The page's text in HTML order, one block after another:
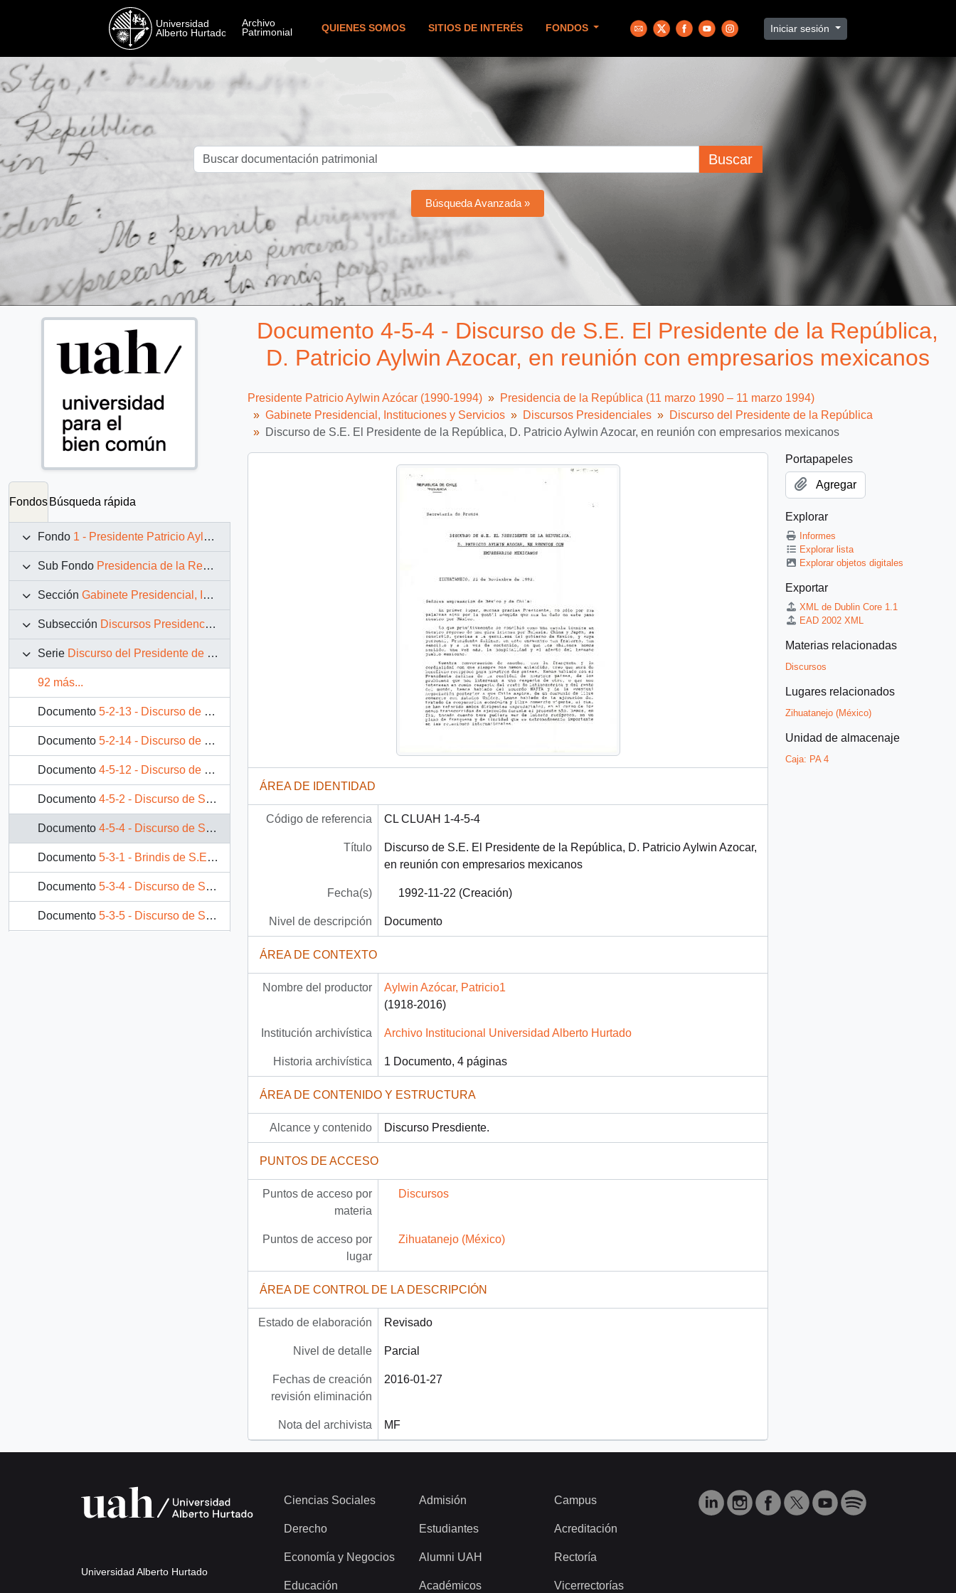
QUIENES SOMOS SITIOS DE INTERÉS FONDOS Iniciar sesión
Buscar
Búsqueda Avanzada »
Fondos Búsqueda rápida
Fondo 1 - Presidente Patricio Aylwin Azócar (1990-1994)
Sub Fondo Presidencia de la República (11 marzo 1990 – 11 marzo 1994)
Sección Gabinete Presidencial, Instituciones y Servicios
Subsección Discursos Presidenciales
Serie Discurso del Presidente de la República
92 más...
Documento 5-2-13 - Discurso de S.E. el Presidente de la República, D. Patricio Aylwin Azocar, en Seminario Económico en Rusia.
Documento 5-2-14 - Discurso de S.E. el Presidente de la República, D. Patricio Aylwin Azocar, en la Academia de Ciencias de la Federación Rusa.
Documento 4-5-12 - Discurso de S.E. El Presidente de la República, D. Patricio Aylwin Azocar, en cena ofrecida al Primer Ministro de Jamaica D. Percival Patterson
Documento 4-5-2 - Discurso de S.E. El Presidente de la República, D. Patricio Aylwin Azocar, al recibir el grado de Doctor Honoris Causa de la Universidad de Waseda
Documento 4-5-4 - Discurso de S.E. El Presidente de la República, D. Patricio Aylwin Azocar, en reunión con empresarios mexicanos
Documento 5-3-1 - Brindis de S.E. el Presidente de la República, D. Patricio Aylwin Azocar, en almuerzo con ocasión del Seminario Económico Empresarial.
Documento 5-3-4 - Discurso de S.E. el Presidente de la República, D. Patricio Aylwin Azocar, en inauguración del Puerto de Corral.
Documento 5-3-5 - Discurso de S.E. el Presidente de la República, D. Patricio Aylwin Azocar, en acto de entrega de 1.200 títulos de dominio.
Documento 4-5-4 - Discurso de S.E. El Presidente de la República,
D. Patricio Aylwin Azocar, en reunión con empresarios mexicanos
Presidente Patricio Aylwin Azócar (1990-1994)
Presidencia de la República (11 marzo 1990 – 11 marzo 1994)
Gabinete Presidencial, Instituciones y Servicios
Discursos Presidenciales
Discurso del Presidente de la República
Discurso de S.E. El Presidente de la República, D. Patricio Aylwin Azocar, en reunión con empresarios mexicanos
ÁREA DE IDENTIDAD
Código de referencia CL CLUAH 1-4-5-4
Título
Discurso de S.E. El Presidente de la República, D. Patricio Aylwin Azocar,
en reunión con empresarios mexicanos
Fecha(s) 1992-11-22 (Creación)
Nivel de descripción Documento
ÁREA DE CONTEXTO
Nombre del productor
Aylwin Azócar, Patricio1
(1918-2016)
Institución archivística Archivo Institucional Universidad Alberto Hurtado
Historia archivística 1 Documento, 4 páginas
ÁREA DE CONTENIDO Y ESTRUCTURA
Alcance y contenido Discurso Presdiente.
PUNTOS DE ACCESO
Puntos de acceso por
materia
Discursos
Puntos de acceso por
lugar
Zihuatanejo (México)
ÁREA DE CONTROL DE LA DESCRIPCIÓN
Estado de elaboración Revisado
Nivel de detalle Parcial
Fechas de creación
revisión eliminación
2016-01-27
Nota del archivista MF
Portapapeles
Agregar
Explorar
Informes
Explorar lista
Explorar objetos digitales
Exportar
XML de Dublin Core 1.1
EAD 2002 XML
Materias relacionadas
Discursos
Lugares relacionados
Zihuatanejo (México)
Unidad de almacenaje
Caja: PA 4
Universidad Alberto Hurtado
Ciencias Sociales
Derecho
Economía y Negocios
Educación
Admisión
Estudiantes
Alumni UAH
Académicos
Campus
Acreditación
Rectoría
Vicerrectorías